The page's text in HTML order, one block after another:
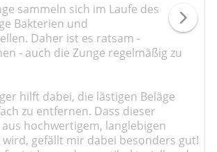
sammeln sich im Laufe des
Bakterien und
Daher ist es ratsam -
- auch die Zunge regelmäßig zu
hilft dabei, die lästigen Beläge
zu entfernen. Dass dieser
hochwertigem, langlebigen
gefällt mir dabei besonders gut!